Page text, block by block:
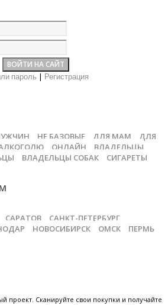
пароль Регистрация
НЕ БАЗОВЫЕ ДЛЯ МАМ
ДЛЯ
ОНЛАЙН
ВЛАДЕЛЬЦЫ
ВЛАДЕЛЬЦЫ СОБАК СИГАРЕТЫ
САРАТОВ
САНКТ-ПЕТЕРБУРГ
НОВОСИБИРСК ОМСК
ПЕРМЬ
проект. Сканируйте свои покупки и получайте